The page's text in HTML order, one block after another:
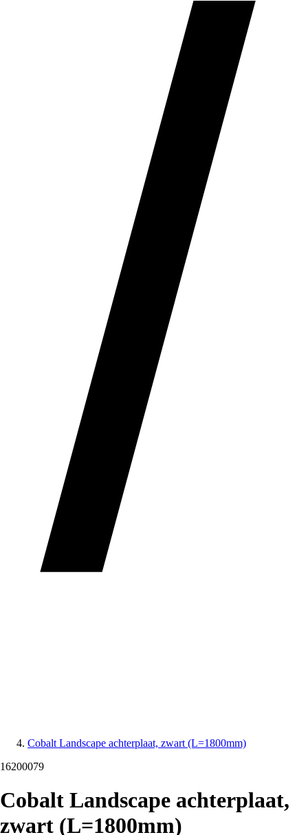
Cobalt Landscape achterplaat, zwart (L=1800mm)
16200079
Cobalt Landscape achterplaat,
zwart (L=1800mm)